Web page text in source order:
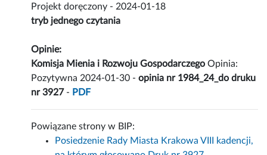
Projekt doręczony - 2024-01-18
tryb jednego czytania
Opinie:
Komisja Mienia i Rozwoju Gospodarczego Opinia:
Pozytywna 2024-01-30 -opinia nr 1984_24_do druku
nr 3927- PDF
Powiązane strony w BIP:
Posiedzenie Rady Miasta Krakowa VIII kadencji,